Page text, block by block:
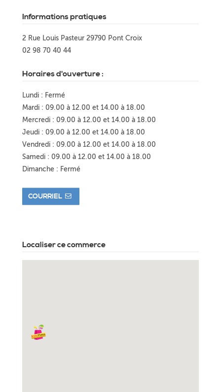
Informations pratiques
2 Rue Louis Pasteur 29790 Pont Croix
02 98 70 40 44
Horaires d'ouverture :
Lundi : Fermé
Mardi : 09.00 à 12.00 et 14.00 à 18.00
Mercredi : 09.00 à 12.00 et 14.00 à 18.00
Jeudi : 09.00 à 12.00 et 14.00 à 18.00
Vendredi : 09.00 à 12.00 et 14.00 à 18.00
Samedi : 09.00 à 12.00 et 14.00 à 18.00
Dimanche : Fermé
COURRIEL
Localiser ce commerce